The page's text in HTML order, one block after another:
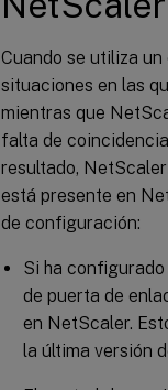
Cuando se utiliza
situaciones en las
mientras que
falta de
resultado,
está presente en
de configuración:
Si ha
de puerta de
en NetScaler.
la última versión